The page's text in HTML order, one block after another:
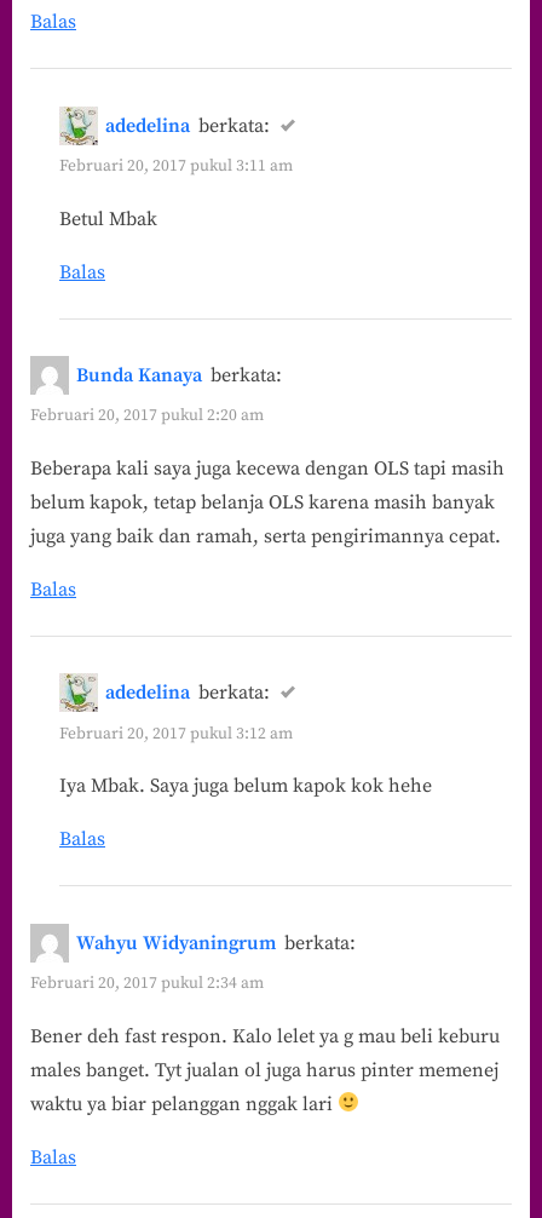
Balas
adedelina berkata:
Februari 20, 2017 pukul 3:11 am
Betul Mbak
Balas
Bunda Kanaya berkata:
Februari 20, 2017 pukul 2:20 am
Beberapa kali saya juga kecewa dengan OLS tapi masih
belum kapok, tetap belanja OLS karena masih banyak
juga yang baik dan ramah, serta pengirimannya cepat.
Balas
adedelina berkata:
Februari 20, 2017 pukul 3:12 am
Iya Mbak. Saya juga belum kapok kok hehe
Balas
Wahyu Widyaningrum berkata:
Februari 20, 2017 pukul 2:34 am
Bener deh fast respon. Kalo lelet ya g mau beli keburu
males banget. Tyt jualan ol juga harus pinter memenej
waktu ya biar pelanggan nggak lari
Balas